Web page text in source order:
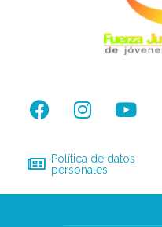
Política de datos
personales